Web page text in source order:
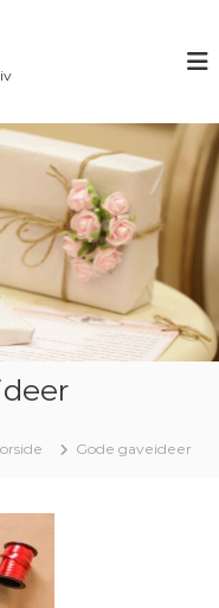
Gode gaveideer